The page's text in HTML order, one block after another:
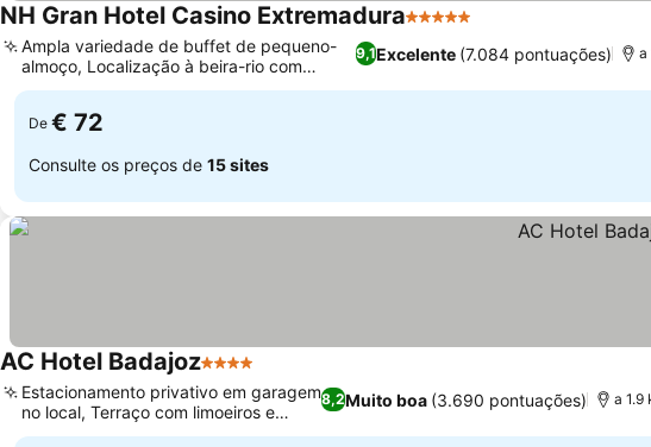
NH Gran Hotel Casino Extremadura5 Estrelas
9,1Excelente (7.084 pontuações)
Ampla variedade de buffet de pequeno-
almoço, Localização à beira-rio com
acesso à cidade
a
De € 72
Consulte os preços de 15 sites
AC Hotel Badajoz4 Estrelas
8,2Muito boa (3.690 pontuações)
Estacionamento privativo em garagem
no local, Terraço com limoeiros e
oliveiras
a 1.9